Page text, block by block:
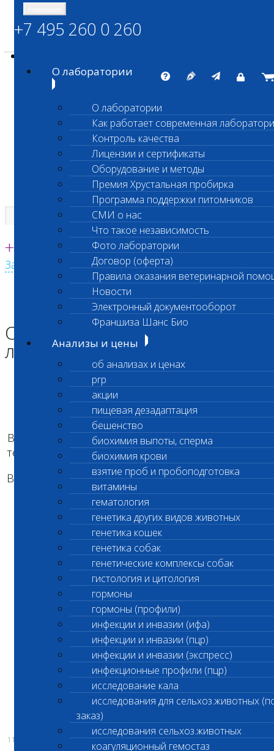
ШАНС БИО
Независимая ветеринарная лаборатория
Единая круглосуточная справочная
+7 495 260 0 260
Заказать звонок с сайта
+7 495 260 0 260
О лаборатории
О лаборатории
Как работает современная
Контроль качества
Лицензии и сертификаты
Оборудование и методы
Премия Хрустальная пробирка
Программа поддержки питомников
СМИ о нас
Что такое независимость
Фото лаборатории
Договор (оферта)
Правила оказания ветеринарной
Новости
Электронный документооборот
Франшиза Шанс Био
Анализы и цены
об анализах и ценах
prp
акции
пищевая дезадаптация
бешенство
биохимия выпоты, сперма
биохимия крови
взятие проб и пробоподготовка
витамины
гематология
генетика других видов животных
генетика кошек
генетика собак
генетические комплексы собак
гистология и цитология
гормоны
гормоны (профили)
инфекции и инвазии (ифа)
инфекции и инвазии (пцр)
инфекции и инвазии (экспресс)
инфекционные профили (пцр)
исследование кала
исследования для сельхоз.животных
заказ)
исследования сельхоз.животных
коагуляционный гемостаз
Главная страница
Ограничение приема лаборатории
Ограничение приема
лаборатории
Уважаемые клиенты!
В связи с отключением энергоснабжения из-за
технического обслуживания электроустановки
Ветеринарный центр по адресу: Москва, ул. 10-
я Парковая, д.3
12 сентября 2025 года
в период с 08:00 до 11:00
будет закрыт для посещения!
Приносим извинения за временные
неудобства и ограничения.
С уважением,
Администрация ООО «БИОЦЕНТР»
11.09.2025